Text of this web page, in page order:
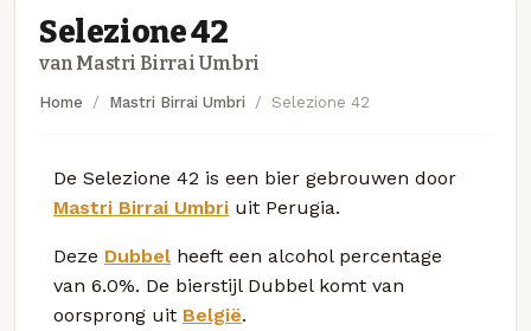
Selezione 42
van Mastri Birrai Umbri
Home Mastri Birrai Umbri Selezione 42
De Selezione 42 is een bier gebrouwen door
Mastri Birrai Umbri uit Perugia.
Deze Dubbel heeft een alcohol percentage
van 6.0%. De bierstijl Dubbel komt van
oorsprong uit België.